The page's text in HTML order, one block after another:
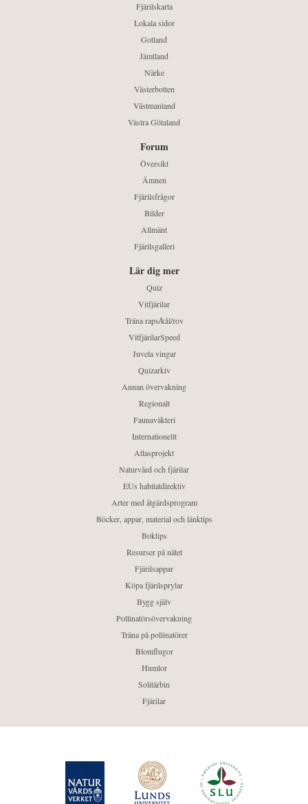
Fjärilskarta
Lokala sidor
Gotland
Jämtland
Närke
Västerbotten
Västmanland
Västra Götaland
Forum
Översikt
Ämnen
Fjärilsfrågor
Bilder
Allmänt
Fjärilsgalleri
Lär dig mer
Quiz
Vitfjärilar
Träna raps/kål/rov
VitfjärilarSpeed
Juvela vingar
Quizarkiv
Annan övervakning
Regionalt
Faunaväkteri
Internationellt
Atlasprojekt
Naturvård och fjärilar
EUs habitatdirektiv
Arter med åtgärdsprogram
Böcker, appar, material och länktips
Boktips
Resurser på nätet
Fjärilsappar
Köpa fjärilsprylar
Bygg själv
Pollinatörsövervakning
Träna på pollinatörer
Blomflugor
Humlor
Solitärbin
Fjärilar